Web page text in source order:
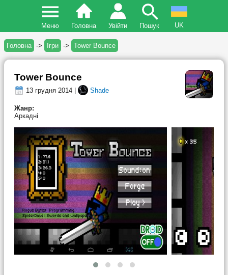
Меню Головна Увійти Пошук UK
Головна -> Ігри -> Tower Bounce
Tower Bounce
13 грудня 2014 | Shade
Жанр:
Аркадні